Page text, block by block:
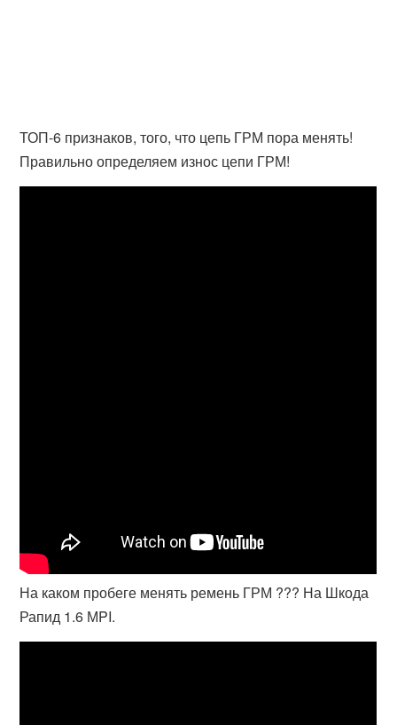
ТОП-6 признаков, того, что цепь ГРМ пора менять!
Правильно определяем износ цепи ГРМ!
На каком пробеге менять ремень ГРМ ??? На Шкода
Рапид 1.6 МPI.